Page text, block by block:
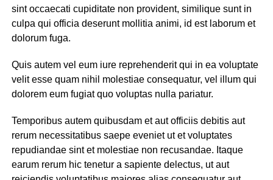
sint occaecati cupiditate non provident, similique sunt in
culpa qui officia deserunt mollitia animi, id est laborum et
dolorum fuga.
Quis autem vel eum iure reprehenderit qui in ea voluptate
velit esse quam nihil molestiae consequatur, vel illum qui
dolorem eum fugiat quo voluptas nulla pariatur.
Temporibus autem quibusdam et aut officiis debitis aut
rerum necessitatibus saepe eveniet ut et voluptates
repudiandae sint et molestiae non recusandae. Itaque
earum rerum hic tenetur a sapiente delectus, ut aut